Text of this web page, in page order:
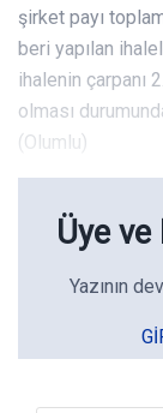
şirket payı
beri yapılan
ihalenin çarpanı
olması
(Olumlu)
Üye
Yazının